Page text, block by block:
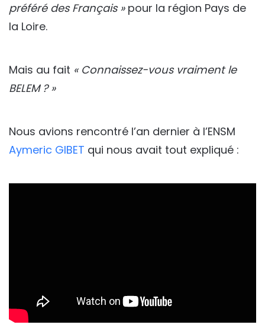
préféré des Français »pour la région Pays de
la Loire.
Mais au fait « Connaissez-vous vraiment le
BELEM ? »
Nous avions rencontré l’an dernier à l’ENSM
Aymeric GIBET qui nous avait tout expliqué :